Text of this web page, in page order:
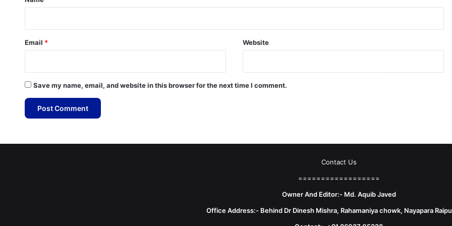
Email * Website
Save my name, email, and website in this browser for the next time I comment.
Contact Us
==================
Owner And Editor:- Md. Aquib Javed
Office Address:- Behind Dr Dinesh Mishra, Rahamaniya chowk, Nayapara